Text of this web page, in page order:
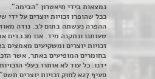
נמצאות בידי תיאטרון "הבימה".
ככל שהופרו זכויות יוצרים על
ההפרה נעשתה בתום לב. נודה מאוד
טעותנו ונתקנה מיד. אנו מכבדים
זכויות יוצרים ומשקיעים מאמצים
בחומרים המופיעים באתר, אשר
ידנו. כל עוד לא אותרו בעלי